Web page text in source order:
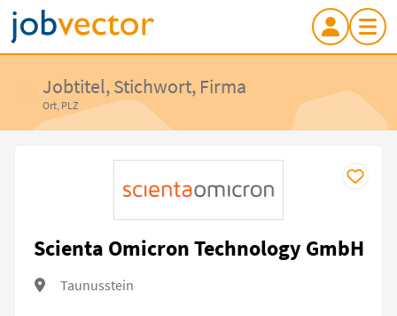
Jobtitel, Stichwort, Firma
Ort, PLZ
Scienta Omicron Technology GmbH
Taunusstein